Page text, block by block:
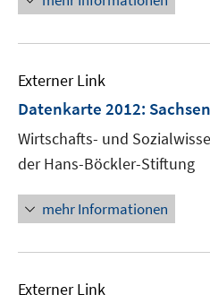
Externer Link
Datenkarte 2012: Sachsen
Wirtschafts- und
der Hans-Böckler-Stiftung
mehr Informationen
Externer Link